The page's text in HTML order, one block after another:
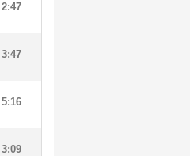
2:47
3:47
5:16
3:09